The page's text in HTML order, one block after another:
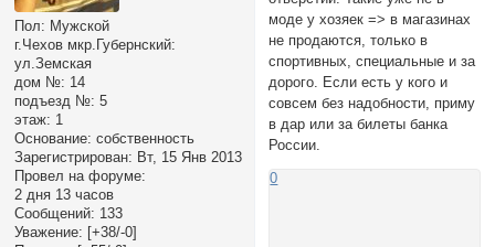
Пол: Мужской
г.Чехов мкр.Губернский:
ул.Земская
дом №: 14
подъезд №: 5
этаж: 1
Основание: собственность
Зарегистрирован: Вт, 15 Янв 2013
Провел на форуме:
2 дня 13 часов
Сообщений: 133
Уважение: [+38/-0]
моде у хозяек => в магазинах
не продаются, только в
спортивных, специальные и за
дорого. Если есть у кого и
совсем без надобности, приму
в дар или за билеты банка
России.
0